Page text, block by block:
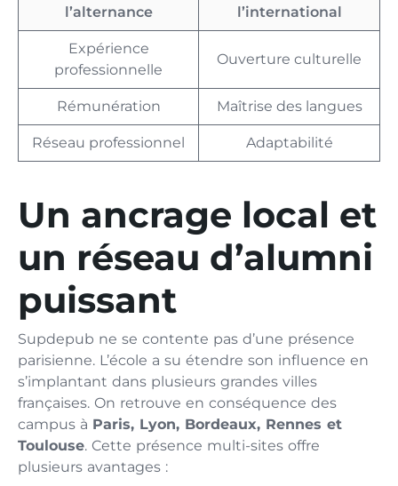
l’alternance
l’international
Expérience
professionnelle
Ouverture culturelle
Rémunération Maîtrise des langues
Réseau professionnel Adaptabilité
Un ancrage local et
un réseau d’alumni
puissant
Supdepub ne se contente pas d’une présence
parisienne. L’école a su étendre son influence en
s’implantant dans plusieurs grandes villes
françaises. On retrouve en conséquence des
campus à Paris, Lyon, Bordeaux, Rennes et
Toulouse. Cette présence multi-sites offre
plusieurs avantages :